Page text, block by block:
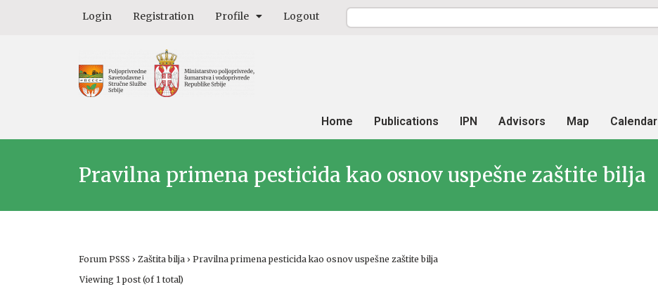
Login Registration Profile Logout
Home Publications IPN Advisors Map Calendar
Pravilna primena pesticida kao osnov uspešne zaštite bilja
Forum PSSS › Zaštita bilja › Pravilna primena pesticida kao osnov uspešne zaštite bilja
Viewing 1 post (of 1 total)